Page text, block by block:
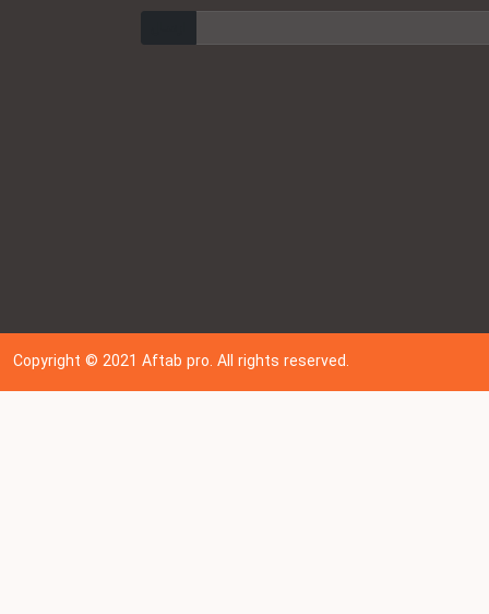
Copyright © 202 1Aftab pro. All rights reserved.